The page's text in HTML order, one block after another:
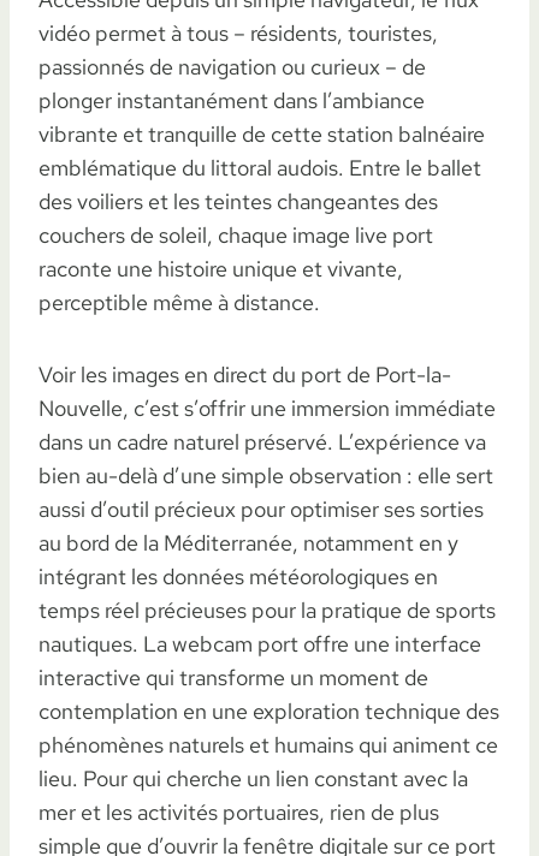
vidéo permet à tous – résidents, touristes,
passionnés de navigation ou curieux – de
plonger instantanément dans l’ambiance
vibrante et tranquille de cette station balnéaire
emblématique du littoral audois. Entre le ballet
des voiliers et les teintes changeantes des
couchers de soleil, chaque image live port
raconte une histoire unique et vivante,
perceptible même à distance.
Voir les images en direct du port de Port-la-
Nouvelle, c’est s’offrir une immersion immédiate
dans un cadre naturel préservé. L’expérience va
bien au-delà d’une simple observation : elle sert
aussi d’outil précieux pour optimiser ses sorties
au bord de la Méditerranée, notamment en y
intégrant les données météorologiques en
temps réel précieuses pour la pratique de sports
nautiques. La webcam port offre une interface
interactive qui transforme un moment de
contemplation en une exploration technique des
phénomènes naturels et humains qui animent ce
lieu. Pour qui cherche un lien constant avec la
mer et les activités portuaires, rien de plus
simple que d’ouvrir la fenêtre digitale sur ce port